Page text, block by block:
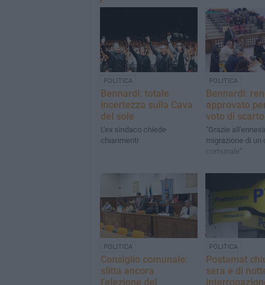
POLITICA
Bennardi: totale
incertezza sulla Cava
del sole
L'ex sindaco chiede
chiarimenti
POLITICA
Bennardi:
approvato
voto di scarto
"Grazie
migrazione di un
comunale"
POLITICA
Consiglio comunale:
slitta ancora
l'elezione del
POLITICA
Postamat
sera e di